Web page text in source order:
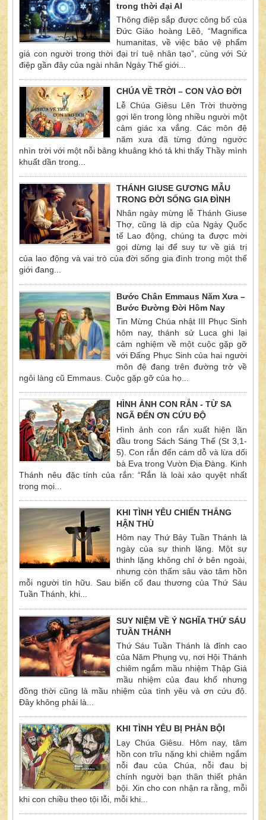
trong thời đại AI
Thông điệp sắp được công bố của
Đức Giáo hoàng Lêô, “Magnifica
humanitas, về việc bảo vệ phẩm
giá con người trong thời đại trí tuệ nhân tạo”, cùng với Sứ
điệp gần đây của ngài nhân Ngày Thế giới...
CHÚA VỀ TRỜI – CON VÀO ĐỜI
Lễ Chúa Giêsu Lên Trời thường
gợi lên trong lòng nhiều người một
cảm giác xa vắng. Các môn đệ
năm xưa đã từng đứng ngước
nhìn trời với một nỗi bâng khuâng khó tả khi thấy Thầy mình
khuất dần trong...
THÁNH GIUSE GƯƠNG MẪU
TRONG ĐỜI SỐNG GIA ĐÌNH
Nhân ngày mừng lễ Thánh Giuse
Thợ, cũng là dịp của Ngày Quốc
tế Lao động, chúng ta được mời
gọi dừng lại để suy tư về giá trị
của lao động và vai trò của đời sống gia đình trong một thế
giới đang...
Bước Chân Emmaus Năm Xưa –
Bước Đường Đời Hôm Nay
Tin Mừng Chúa nhật III Phục Sinh
hôm nay, thánh sử Luca ghi lại
cảm nghiệm về một cuộc gặp gỡ
với Ðấng Phục Sinh của hai người
môn đệ đang trên đường trở về
ngôi làng cũ Emmaus. Cuộc gặp gỡ của họ...
HÌNH ẢNH CON RẮN - TỪ SA
NGÃ ĐẾN ƠN CỨU ĐỘ
Hình ảnh con rắn xuất hiện lần
đầu trong Sách Sáng Thế (St 3,1-
5). Con rắn đến cám dỗ và lừa dối
bà Eva trong Vườn Địa Đàng. Kinh
Thánh nêu đặc tính của rắn: “Rắn là loài xảo quyệt nhất
trong mọi...
KHI TÌNH YÊU CHIẾN THẮNG
HẬN THÙ
Hôm nay Thứ Bảy Tuần Thánh là
ngày của sự thinh lặng. Một sự
thinh lặng không chỉ ở bên ngoài,
nhưng còn thấm sâu vào tâm hồn
mỗi người tín hữu. Sau biến cố đau thương của Thứ Sáu
Tuần Thánh, khi...
SUY NIỆM VỀ Ý NGHĨA THỨ SÁU
TUẦN THÁNH
Thứ Sáu Tuần Thánh là đỉnh cao
của Năm Phụng vụ, nơi Hội Thánh
chiêm ngắm mầu nhiệm Thập Giá
mầu nhiệm của đau khổ nhưng
đồng thời cũng là mầu nhiệm của tình yêu và ơn cứu độ.
Đây không phải là...
KHI TÌNH YÊU BỊ PHẢN BỘI
Lạy Chúa Giêsu. Hôm nay, tâm
hồn con trĩu nặng khi chiêm ngắm
nỗi đau của Chúa, nỗi đau bị
chính người bạn thân thiết phản
bội. Xin cho con nhận ra rằng, mỗi
khi con chiều theo tội lỗi, mỗi khi...